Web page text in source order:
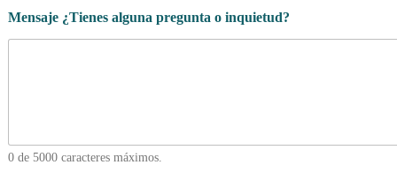
Mensaje ¿Tienes alguna pregunta o inquietud?
0 de 5000 caracteres máximos.